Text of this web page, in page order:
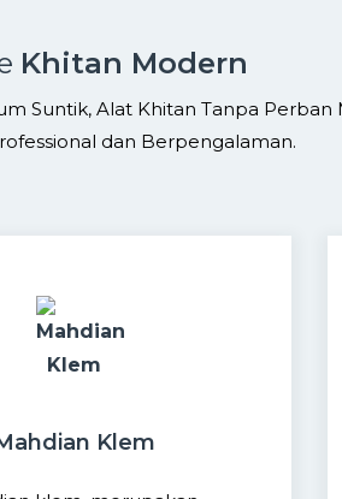
Khitan Modern
Suntik, Alat Khitan Tanpa
dan Berpengalaman.
Klem